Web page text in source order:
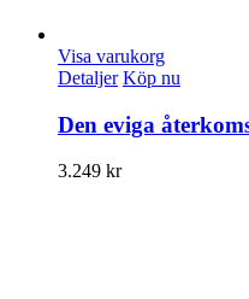
Visa varukorg
Detaljer Köp nu
Den eviga
3.249 kr